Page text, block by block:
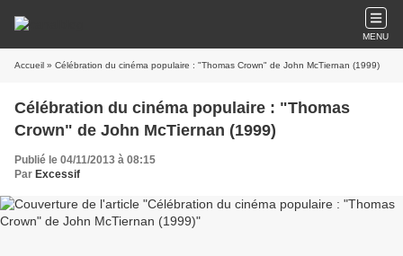
MENU
Accueil » Célébration du cinéma populaire : "Thomas Crown" de John McTiernan (1999)
Célébration du cinéma populaire : "Thomas
Crown" de John McTiernan (1999)
Publié le 04/11/2013 à 08:15
Par Excessif